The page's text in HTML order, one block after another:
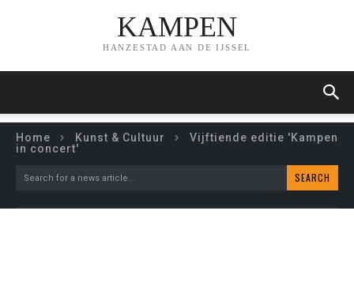
KAMPEN
HANZESTAD AAN DE IJSSEL
Home Kunst & Cultuur
Vijftiende editie 'Kampen
in concert'
Search for a news article... SEARCH